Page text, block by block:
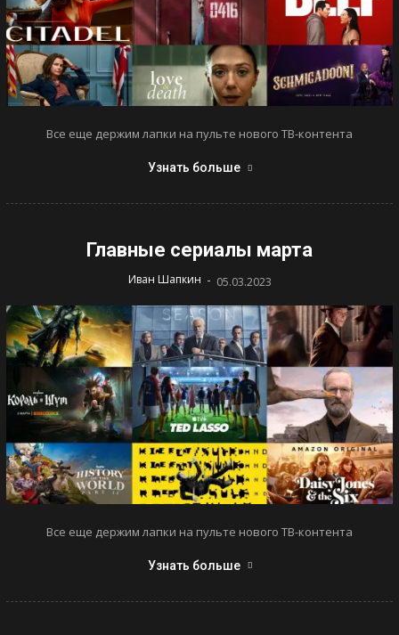
Все еще держим лапки на пульте нового ТВ-контента
Узнать больше
Главные сериалы марта
Иван Шапкин - 05.03.2023
Все еще держим лапки на пульте нового ТВ-контента
Узнать больше